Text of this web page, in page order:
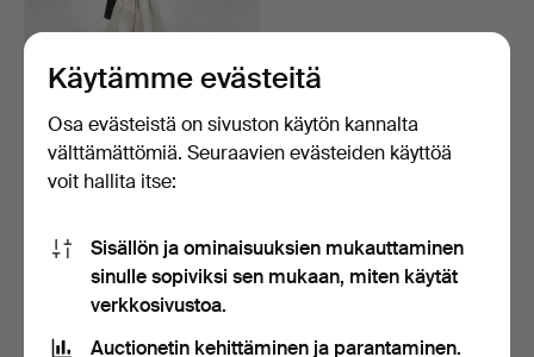
BARBIENUKET, 2 kpl
"Midge" ja "Ken", hääas…
4 päivää
190 USD
Aseta hakuvahti
Käytämme evästeitä
Osa evästeistä on sivuston käytön kannalta
välttämättömiä. Seuraavien evästeiden käyttöä
voit hallita itse:
Sisällön ja ominaisuuksien mukauttaminen
sinulle sopiviksi sen mukaan, miten käytät
verkkosivustoa.
Auctionetin kehittäminen ja parantaminen.